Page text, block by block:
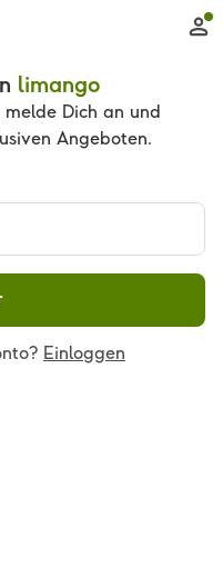
limango
Dich an und
Angeboten.
Einloggen